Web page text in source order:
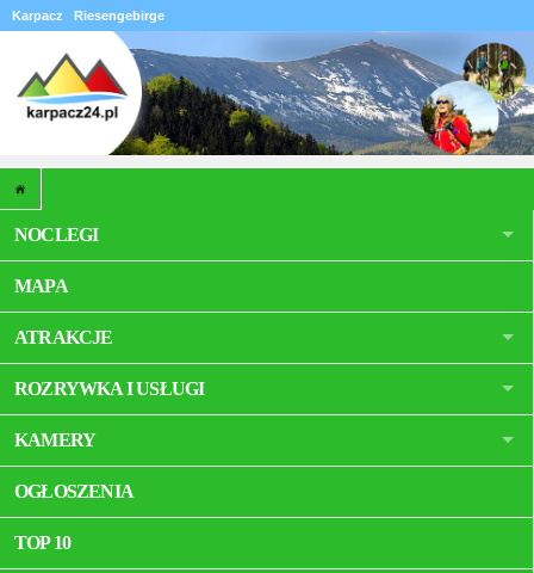
Karpacz Riesengebirge
NOCLEGI
MAPA
ATRAKCJE
ROZRYWKA I USŁUGI
KAMERY
OGŁOSZENIA
TOP 10